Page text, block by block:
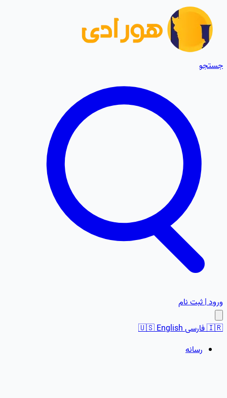
جستجو
ورود | ثبت نام
🇮🇷فارسی 🇺🇸English
رسانه